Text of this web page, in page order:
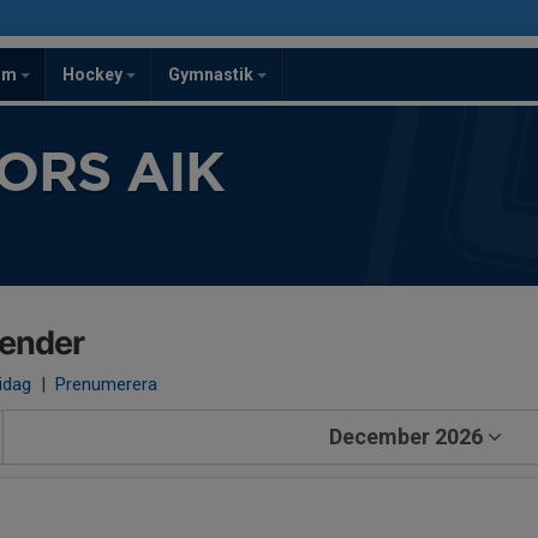
Hockey Gymnastik
AIK
| Prenumerera
December 2026